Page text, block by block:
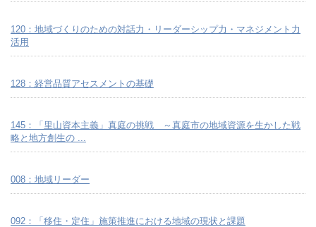
120：地域づくりのための対話力・リーダーシップ力・マネジメント力
活用
128：経営品質アセスメントの基礎
145：「里山資本主義」真庭の挑戦 ～真庭市の地域資源を生かした戦
略と地方創生の ...
008：地域リーダー
092：「移住・定住」施策推進における地域の現状と課題